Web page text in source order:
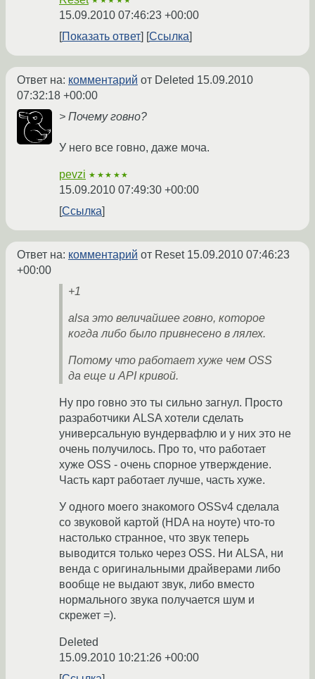
15.09.2010 07:46:23 +00:00
Показать ответ
Ссылка
Ответ на: комментарий от Deleted 15.09.2010
07:32:18 +00:00
> Почему говно?
У него все говно, даже моча.
pevzi ★★★★★
15.09.2010 07:49:30 +00:00
Ссылка
Ответ на: комментарий от Reset 15.09.2010 07:46:23
+00:00
+1
alsa это величайшее говно, которое
когда либо было привнесено в лялех.
Потому что работает хуже чем OSS
да еще и API кривой.
Ну про говно это ты сильно загнул. Просто
разработчики ALSA хотели сделать
универсальную вундервафлю и у них это не
очень получилось. Про то, что работает
хуже OSS - очень спорное утверждение.
Часть карт работает лучше, часть хуже.
У одного моего знакомого OSSv4 сделала
со звуковой картой (HDA на ноуте) что-то
настолько странное, что звук теперь
выводится только через OSS. Ни ALSA, ни
венда с оригинальными драйверами либо
вообще не выдают звук, либо вместо
нормального звука получается шум и
скрежет =).
Deleted
15.09.2010 10:21:26 +00:00